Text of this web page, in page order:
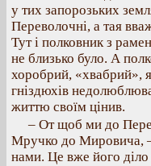
у тих запорозьких
Переволочні, а тая
Тут і полковник з
не близько було. А
хоробрий, «хвабрий»,
гніздюхів
життю своїм цінив.
– От щоб ми до
Мручко до Мировича,
нами. Це вже його діло